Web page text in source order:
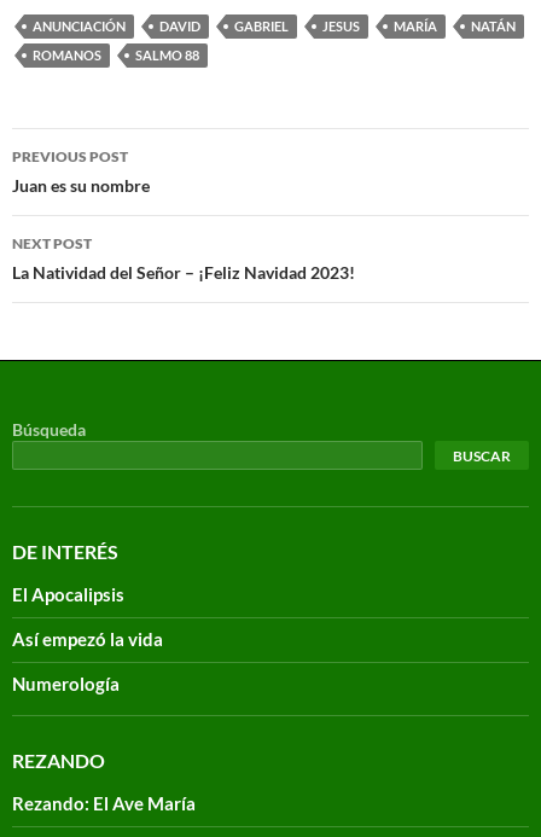
ANUNCIACIÓN DAVID GABRIEL JESUS MARÍA
NATÁN
ROMANOS
SALMO 88
PREVIOUS POST
Juan es su nombre
NEXT POST
La Natividad del Señor – ¡Feliz Navidad 2023!
Búsqueda
BUSCAR
DE INTERÉS
El Apocalipsis
Así empezó la vida
Numerología
REZANDO
Rezando: El Ave María